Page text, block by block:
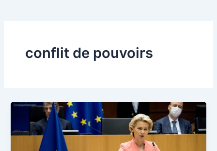
conflit de pouvoirs